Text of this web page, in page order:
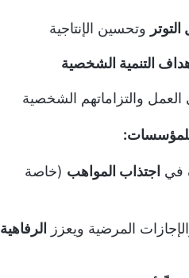
وتحسين الإنتاجية
التنمية الشخصية
العمل والتزاماتهم الشخصية
للمؤسسات:
في اجتذاب المواهب (خاصة
المرضية ويعزز الرفاهية